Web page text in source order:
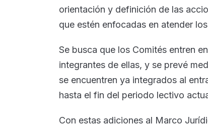
orientación y definición de las
que estén enfocadas en atender
Se busca que los Comités entren
integrantes de ellas, y se prevé
se encuentren ya integrados al
hasta el fin del periodo lectivo
Con estas adiciones al Marco